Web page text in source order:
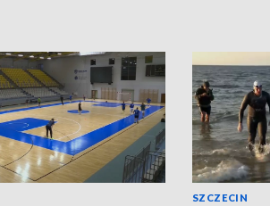
SZCZECIN